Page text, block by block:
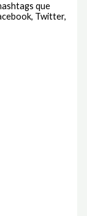
que
Twitter,